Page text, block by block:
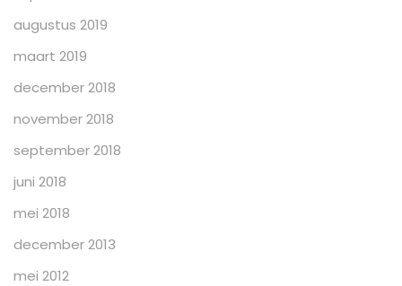
augustus 2019
maart 2019
december 2018
november 2018
september 2018
juni 2018
mei 2018
december 2013
mei 2012